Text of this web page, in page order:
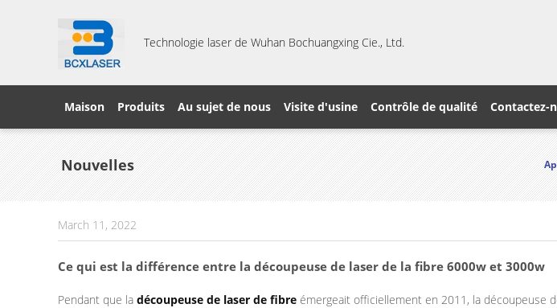
Technologie laser de Wuhan Bochuangxing Cie., Ltd.
Maison Produits Au sujet de nous Visite d'usine Contrôle de qualité Contactez-
Nouvelles
March 11, 2022
Ce qui est la différence entre la découpeuse de laser de la fibre 6000w et 3000w
Pendant que la découpeuse de laser de fibre émergeait officiellement en 2011, la découpeuse